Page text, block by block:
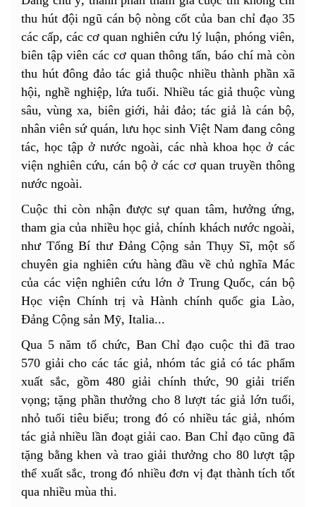
thu hút đội ngũ cán bộ nòng cốt của ban chỉ đạo 35
các cấp, các cơ quan nghiên cứu lý luận, phóng viên,
biên tập viên các cơ quan thông tấn, báo chí mà còn
thu hút đông đảo tác giả thuộc nhiều thành phần xã
hội, nghề nghiệp, lứa tuổi. Nhiều tác giả thuộc vùng
sâu, vùng xa, biên giới, hải đảo; tác giả là cán bộ,
nhân viên sứ quán, lưu học sinh Việt Nam đang công
tác, học tập ở nước ngoài, các nhà khoa học ở các
viện nghiên cứu, cán bộ ở các cơ quan truyền thông
nước ngoài.
Cuộc thi còn nhận được sự quan tâm, hưởng ứng,
tham gia của nhiều học giả, chính khách nước ngoài,
như Tổng Bí thư Đảng Cộng sản Thụy Sĩ, một số
chuyên gia nghiên cứu hàng đầu về chủ nghĩa Mác
của các viện nghiên cứu lớn ở Trung Quốc, cán bộ
Học viện Chính trị và Hành chính quốc gia Lào,
Đảng Cộng sản Mỹ, Italia...
Qua 5 năm tổ chức, Ban Chỉ đạo cuộc thi đã trao
570 giải cho các tác giả, nhóm tác giả có tác phẩm
xuất sắc, gồm 480 giải chính thức, 90 giải triển
vọng; tặng phần thưởng cho 8 lượt tác giả lớn tuổi,
nhỏ tuổi tiêu biểu; trong đó có nhiều tác giả, nhóm
tác giả nhiều lần đoạt giải cao. Ban Chỉ đạo cũng đã
tặng bằng khen và trao giải thưởng cho 80 lượt tập
thể xuất sắc, trong đó nhiều đơn vị đạt thành tích tốt
qua nhiều mùa thi.